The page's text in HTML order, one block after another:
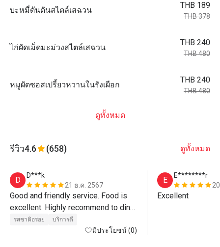
บะหมี่ดันดันสไตล์เสฉวน
THB 189
THB 378
ไก่ผัดเม็ดมะม่วงสไตล์เสฉวน
THB 240
THB 480
หมูผัดซอสเปรี้ยวหวานในรังเผือก
THB 240
THB 480
ดูทั้งหมด
รีวิว4.6 (658) ดูทั้งหมด
D
D***k
21 ธ.ค. 2567
Good and friendly service. Food is
excellent. Highly recommend to dine
at this restaurant.
รสชาติอร่อย บริการดี
มีประโยชน์ (0)
E
E********r
Excellent